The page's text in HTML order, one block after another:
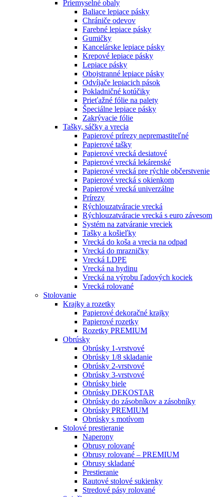
Priemyselné obaly
Baliace lepiace pásky
Chrániče odevov
Farebné lepiace pásky
Gumičky
Kancelárske lepiace pásky
Krepové lepiace pásky
Lepiace pásky
Obojstranné lepiace pásky
Odvíjače lepiacich pások
Pokladničné kotúčiky
Prieťažné fólie na palety
Špeciálne lepiace pásky
Zakrývacie fólie
Tašky, sáčky a vrecia
Papierové prírezy nepremastiteľné
Papierové tašky
Papierové vrecká desiatové
Papierové vrecká lekárenské
Papierové vrecká pre rýchle občerstvenie
Papierové vrecká s okienkom
Papierové vrecká univerzálne
Prírezy
Rýchlouzatváracie vrecká
Rýchlouzatváracie vrecká s euro závesom
Systém na zatváranie vreciek
Tašky a košieľky
Vrecká do koša a vrecia na odpad
Vrecká do mrazničky
Vrecká LDPE
Vrecká na hydinu
Vrecká na výrobu ľadových kociek
Vrecká rolované
Stolovanie
Krajky a rozetky
Papierové dekoračné krajky
Papierové rozetky
Rozetky PREMIUM
Obrúsky
Obrúsky 1-vrstvové
Obrúsky 1/8 skladanie
Obrúsky 2-vrstvové
Obrúsky 3-vrstvové
Obrúsky biele
Obrúsky DEKOSTAR
Obrúsky do zásobníkov a zásobníky
Obrúsky PREMIUM
Obrúsky s motívom
Stolové prestieranie
Naperony
Obrusy rolované
Obrusy rolované – PREMIUM
Obrusy skladané
Prestieranie
Rautové stolové sukienky
Stredové pásy rolované